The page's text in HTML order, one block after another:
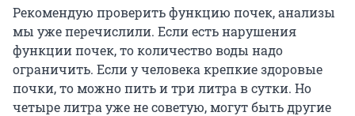
Рекомендую проверить функцию почек, анализы
мы уже перечислили. Если есть нарушения
функции почек, то количество воды надо
ограничить. Если у человека крепкие здоровые
почки, то можно пить и три литра в сутки. Но
четыре литра уже не советую, могут быть другие